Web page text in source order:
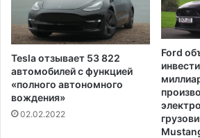
Tesla отзывает 53 822
автомобилей с функцией
«полного автономного
вождения»
02.02.2022
Ford